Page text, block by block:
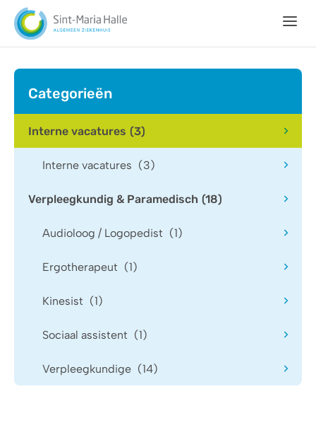
Ga naar hoofdinhoud
Vacatures
Jobstudent
Stage
Mijn
profiel
Categorieën
Interne vacatures (3)
Interne vacatures (3)
Verpleegkundig & Paramedisch (18)
Audioloog / Logopedist (1)
Ergotherapeut (1)
Kinesist (1)
Sociaal assistent (1)
Verpleegkundige (14)